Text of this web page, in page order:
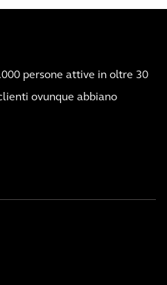
persone attive in oltre 30
ovunque abbiano